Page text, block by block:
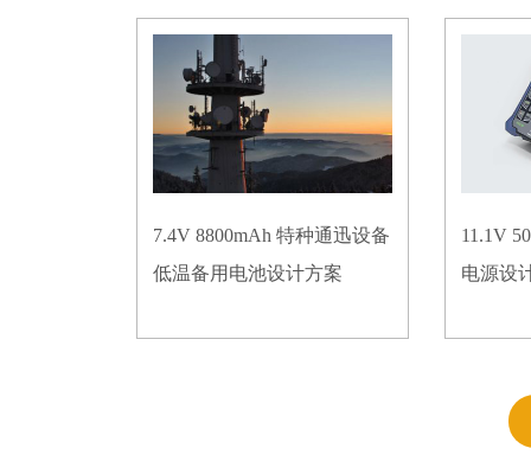
7.4V 8800mAh 特种通迅设备
低温备用电池设计方案
11.1V
电源设